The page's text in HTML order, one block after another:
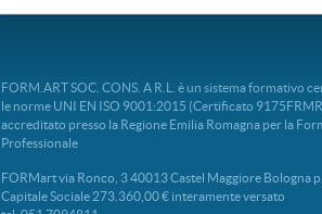
FORM.ART SOC. CONS. A R.L. è un sistema formativo
le norme UNI EN ISO 9001:2015 (Certificato
accreditato presso la Regione Emilia Romagna per la
Professionale
FORMart via Ronco, 3 40013 Castel Maggiore Bologna
Capitale Sociale 273.360,00 € interamente versato